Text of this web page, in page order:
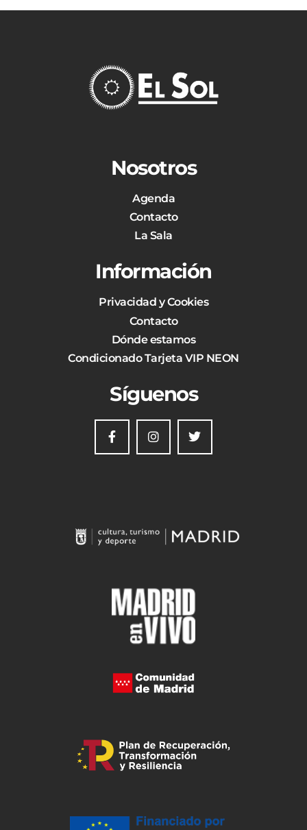
Nosotros
Agenda
Contacto
La Sala
Información
Privacidad y Cookies
Contacto
Dónde estamos
Condicionado Tarjeta VIP NEON
Síguenos